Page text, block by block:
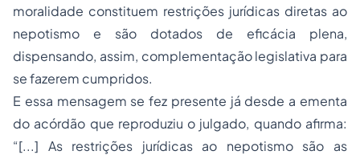
moralidade constituem restrições jurídicas diretas ao
nepotismo e são dotados de eficácia plena,
dispensando, assim, complementação legislativa para
se fazerem cumpridos.
E essa mensagem se fez presente já desde a ementa
do acórdão que reproduziu o julgado, quando afirma:
“[...] As restrições jurídicas ao nepotismo são as